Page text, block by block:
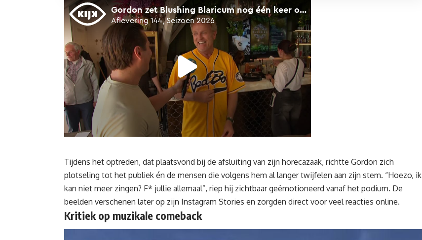
Tijdens het optreden, dat plaatsvond bij de afsluiting van zijn horecazaak, richtte Gordon zich
plotseling tot het publiek én de mensen die volgens hem al langer twijfelen aan zijn stem. “Hoezo, ik
kan niet meer zingen? F* jullie allemaal”, riep hij zichtbaar geëmotioneerd vanaf het podium. De
beelden verschenen later op zijn Instagram Stories en zorgden direct voor veel reacties online.
Kritiek op muzikale comeback